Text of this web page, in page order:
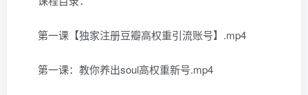
第一课【独家注册豆瓣高权重引流账号】.mp4
第一课：教你养出soul高权重新号.mp4